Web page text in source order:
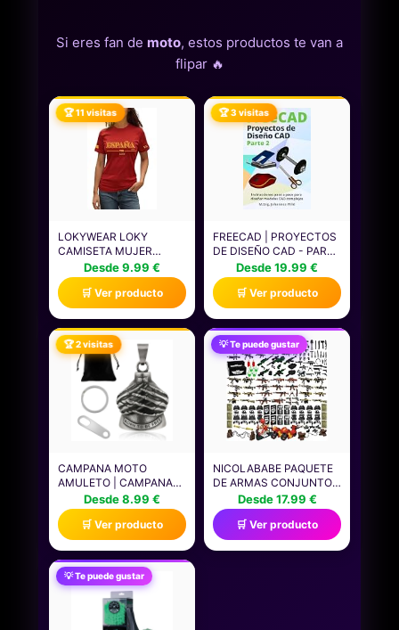
Si eres fan de moto, estos productos te van a
flipar 🔥
🏆 11 visitas
LOKYWEAR LOKY
CAMISETA MUJER
ESPAÑA 2026, MUNDIAL
DE FÚTBOL, DISEÑO
CON BANDERA
ESPAÑOLA (FR/ES,
LETRAS, M, REGULAR,
REGULAR, ROJO)
Desde 9.99 €
🛒 Ver producto
🏆 3 visitas
FREECAD | PROYECTOS
DE DISEÑO CAD - PARTE
2: INSTRUCCIONES
PASO A PASO PARA
DISEÑAR MODELOS CAD
COMPLEJOS (FREECAD |
CAD 2D/3D PARA
PRINCIPIANTES Y
USUARIOS AVANZADOS)
Desde 19.99 €
🛒 Ver producto
🏆 2 visitas
CAMPANA MOTO
AMULETO | CAMPANA
GUARDIAN MOTO,
MANO DE ESQUELETO
"BORN TO BE FREE"
DISEÑO, CAMPANA
PROTECTORA PARA
MOTOCICLISTAS,
ACCESORIO DE MOTO
DE BUENA SUERTE Y
LIBERTAD
Desde 8.99 €
🛒 Ver producto
💡 Te puede gustar
NICOLABABE PAQUETE
DE ARMAS CONJUNTO
DE ARMAS MILITARES
INCLUIR CASCOS,
CHALECO ANTIBALAS,
MANTO Y
MOTOCICLETAS
Desde 17.99 €
🛒 Ver producto
💡 Te puede gustar